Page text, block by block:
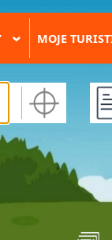
› MOJE